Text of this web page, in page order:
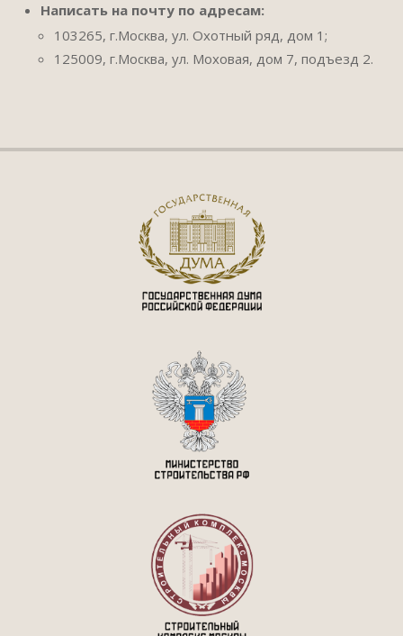
Написать на почту по адресам:
103265, г.Москва, ул. Охотный ряд, дом 1;
125009, г.Москва, ул. Моховая, дом 7, подъезд 2.